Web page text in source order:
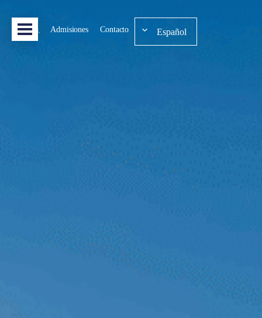
Admisiones Contacto Español